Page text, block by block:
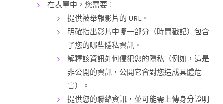
在表單中，您需要：
提供被舉報影片的 URL。
明確指出影片中哪一部分（時間戳記）包含
了您的哪些隱私資訊。
解釋該資訊如何侵犯您的隱私（例如，這是
非公開的資訊，公開它會對您造成具體危
害）。
提供您的聯絡資訊，並可能需上傳身分證明